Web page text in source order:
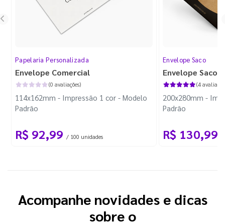
Papelaria Personalizada
Envelope Comercial
(0 avaliações)
114x162mm - Impressão 1 cor - Modelo
Padrão
R$ 92,99 / 100 unidades
Envelope Saco
Envelope Saco
(4
200x280mm -
Padrão
R$ 130,99
Acompanhe novidades e dicas
sobre o